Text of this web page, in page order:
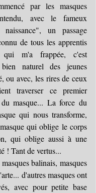
par les masques
avec le fameux
un passage
de tous les apprentis
qui m'a frappée, c'est
bien naturel des jeunes
ou avec, les rires de ceux
traverser ce premier
masque... La force du
qui nous transforme,
qui oblige le corps
qui oblige aussi à une
! Tant de vertus...
balinais, masques
d'autres masques ont
avec pour petite base